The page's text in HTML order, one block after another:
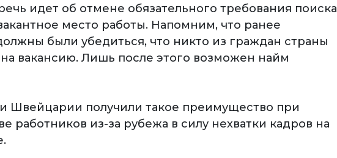
идет об отмене обязательного требования поиска
место работы. Напомним, что ранее
были убедиться, что никто из граждан страны
вакансию. Лишь после этого возможен найм
Швейцарии получили такое преимущество при
работников из-за рубежа в силу нехватки кадров на